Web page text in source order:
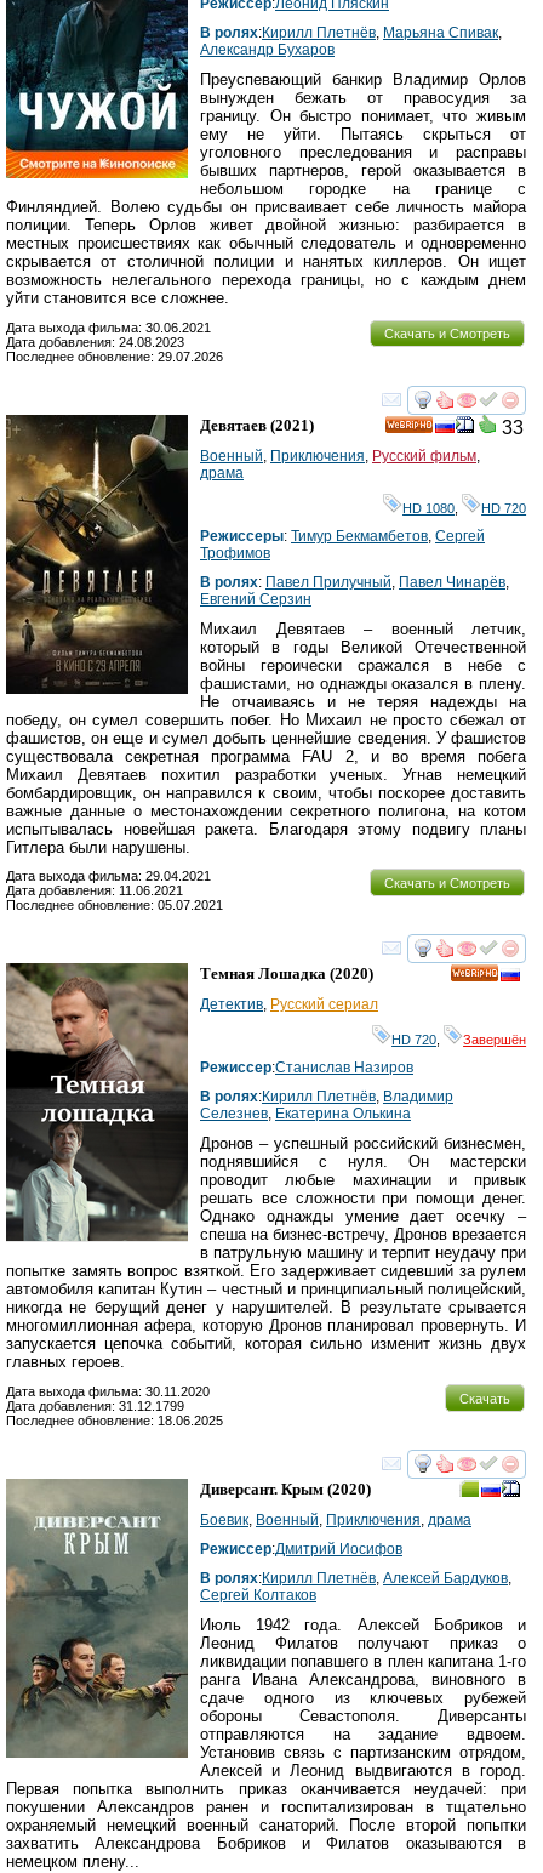
Режиссер:Леонид Пляскин
В ролях:Кирилл Плетнёв, Марьяна Спивак,
Александр Бухаров
Преуспевающий банкир Владимир Орлов
вынужден бежать от правосудия за
границу. Он быстро понимает, что живым
ему не уйти. Пытаясь скрыться от
уголовного преследования и расправы
бывших партнеров, герой оказывается в
небольшом городке на границе с
Финляндией. Волею судьбы он присваивает себе личность майора
полиции. Теперь Орлов живет двойной жизнью: разбирается в
местных происшествиях как обычный следователь и одновременно
скрывается от столичной полиции и нанятых киллеров. Он ищет
возможность нелегального перехода границы, но с каждым днем
уйти становится все сложнее.
Скачать и Смотреть
Дата выхода фильма: 30.06.2021
Дата добавления: 24.08.2023
Последнее обновление: 29.07.2026
смотреть
33
Девятаев (2021)
Военный Приключения Русский фильм
драма
HD 1080 HD 720
Режиссеры: Тимур Бекмамбетов Сергей
Трофимов
В ролях: Павел Прилучный Павел Чинарёв
Евгений Серзин
Михаил Девятаев – военный летчик,
который в годы Великой Отечественной
войны героически сражался в небе с
фашистами, но однажды оказался в плену.
Не отчаиваясь и не теряя надежды на
победу, он сумел совершить побег. Но Михаил не просто сбежал от
фашистов, он еще и сумел добыть ценнейшие сведения. У фашистов
существовала секретная программа FAU 2, и во время побега
Михаил Девятаев похитил разработки ученых. Угнав немецкий
бомбардировщик, он направился к своим, чтобы поскорее доставить
важные данные о местонахождении секретного полигона, на котом
испытывалась новейшая ракета. Благодаря этому подвигу планы
Гитлера были нарушены.
Скачать и Смотреть
Дата выхода фильма: 29.04.2021
Дата добавления: 11.06.2021
Последнее обновление: 05.07.2021
смотреть
Темная Лошадка (2020)
Детектив, Русский сериал
HD 720 Завершён
Режиссер:Станислав Назиров
В ролях:Кирилл Плетнёв, Владимир
Селезнев, Екатерина Олькина
Дронов – успешный российский бизнесмен,
поднявшийся с нуля. Он мастерски
проводит любые махинации и привык
решать все сложности при помощи денег.
Однако однажды умение дает осечку –
спеша на бизнес-встречу, Дронов врезается
в патрульную машину и терпит неудачу при
попытке замять вопрос взяткой. Его задерживает сидевший за рулем
автомобиля капитан Кутин – честный и принципиальный полицейский,
никогда не берущий денег у нарушителей. В результате срывается
многомиллионная афера, которую Дронов планировал провернуть. И
запускается цепочка событий, которая сильно изменит жизнь двух
главных героев.
Скачать
Дата выхода фильма: 30.11.2020
Дата добавления: 31.12.1799
Последнее обновление: 18.06.2025
смотреть
Диверсант. Крым (2020)
Боевик, Военный, Приключения, драма
Режиссер:Дмитрий Иосифов
В ролях:Кирилл Плетнёв, Алексей Бардуков,
Сергей Колтаков
Июль 1942 года. Алексей Бобриков и
Леонид Филатов получают приказ о
ликвидации попавшего в плен капитана 1-го
ранга Ивана Александрова, виновного в
сдаче одного из ключевых рубежей
обороны Севастополя. Диверсанты
отправляются на задание вдвоем.
Установив связь с партизанским отрядом,
Алексей и Леонид выдвигаются в город.
Первая попытка выполнить приказ оканчивается неудачей: при
покушении Александров ранен и госпитализирован в тщательно
охраняемый немецкий военный санаторий. После второй попытки
захватить Александрова Бобриков и Филатов оказываются в
немецком плену...